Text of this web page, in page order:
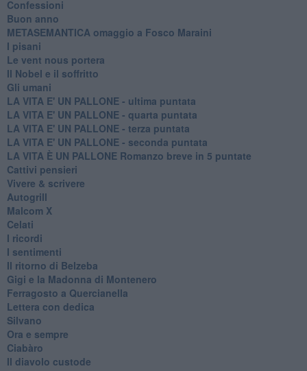
Confessioni
Buon anno
METASEMANTICA omaggio a Fosco Maraini
I pisani
Le vent nous portera
Il Nobel e il soffritto
Gli umani
LA VITA E' UN PALLONE - ultima puntata
LA VITA E' UN PALLONE - quarta puntata
LA VITA E' UN PALLONE - terza puntata
LA VITA E' UN PALLONE - seconda puntata
LA VITA È UN PALLONE Romanzo breve in 5 puntate
Cattivi pensieri
Vivere & scrivere
Autogrill
Malcom X
Celati
I ricordi
I sentimenti
Il ritorno di Belzeba
Gigi e la Madonna di Montenero
Ferragosto a Quercianella
Lettera con dedica
Silvano
Ora e sempre
Ciabàro
Il diavolo custode